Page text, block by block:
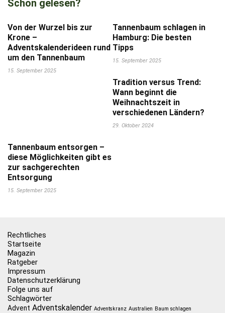
Schon gelesen?
Von der Wurzel bis zur
Krone –
Adventskalenderideen rund
um den Tannenbaum
15. September 2025
Tannenbaum schlagen in
Hamburg: Die besten
Tipps
15. September 2025
Tradition versus Trend:
Wann beginnt die
Weihnachtszeit in
verschiedenen Ländern?
29. Oktober 2024
Tannenbaum entsorgen –
diese Möglichkeiten gibt es
zur sachgerechten
Entsorgung
15. September 2025
Rechtliches
Startseite
Magazin
Ratgeber
Impressum
Datenschutzerklärung
Folge uns auf
Schlagwörter
Advent Adventskalender Adventskranz Australien Baum schlagen